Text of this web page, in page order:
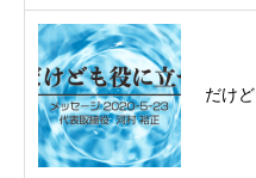
だけ